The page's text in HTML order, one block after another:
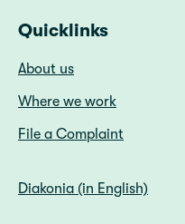
Quicklinks
About us
Where we work
File a Complaint
Diakonia (in English)